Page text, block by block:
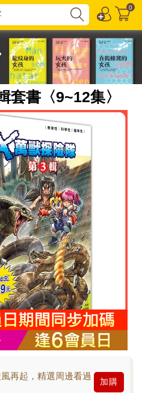
0
套書〈9~12集〉
再起，精選周邊看過
加購